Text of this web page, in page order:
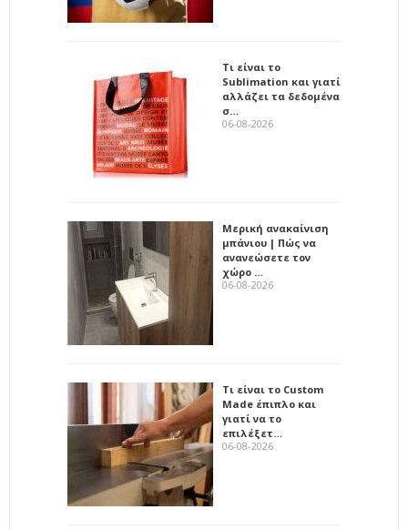
Τι είναι το
Sublimation και γιατί
αλλάζει τα δεδομένα
σ…
06-08-2026
Μερική ανακαίνιση
μπάνιου | Πώς να
ανανεώσετε τον
χώρο …
06-08-2026
Τι είναι το Custom
Made έπιπλο και
γιατί να το
επιλέξετ…
06-08-2026